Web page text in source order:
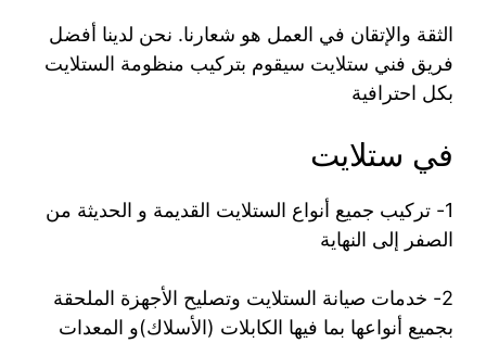
الثقة والإتقان في العمل هو شعارنا. نحن لدينا أفضل
فريق فني ستلايت سيقوم بتركيب منظومة الستلايت
بكل احترافية
في ستلايت
1- تركيب جميع أنواع الستلايت القديمة و الحديثة من
الصفر إلى النهاية
2- خدمات صيانة الستلايت وتصليح الأجهزة الملحقة
بجميع أنواعها بما فيها الكابلات (الأسلاك)و المعدات